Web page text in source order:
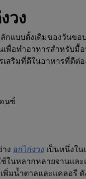
วง
กแบบดั้งเดิมของวันข
พื่อทำอาหารสำหรับมื้
เสริมที่ดีในอาหารที่ดีต่
นซ์
ง อกไก่งวง เป็นหนึ่งใ
ในหลากหลายจานและ
พิ่มน้ำตาลและแคลอรี